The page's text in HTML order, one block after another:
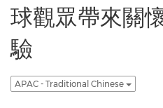
球觀眾帶來關
驗
APAC - Traditional Chinese